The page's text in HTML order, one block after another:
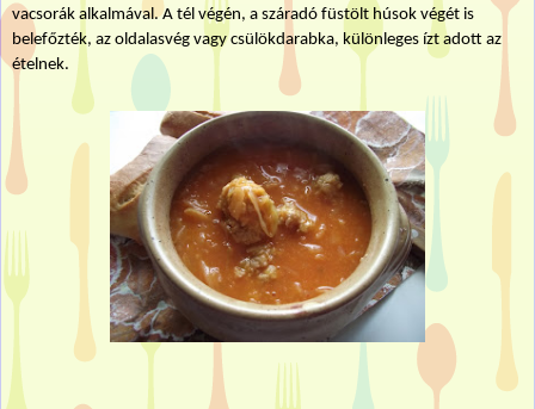
vacsorák alkalmával. A tél végén, a száradó füstölt húsok végét is
belefőzték, az oldalasvég vagy csülökdarabka, különleges ízt adott az
ételnek.